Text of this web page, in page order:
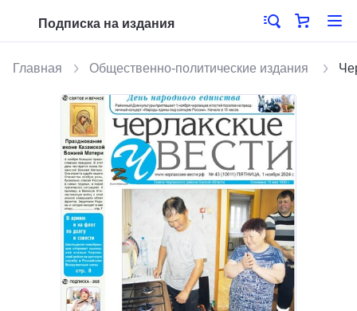
Подписка на издания
Главная Общественно-политические издания